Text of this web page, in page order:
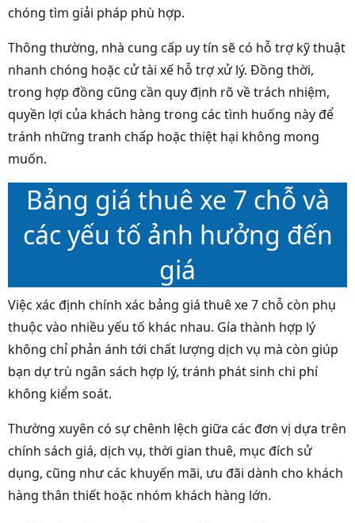
chóng tìm giải pháp phù hợp.
Thông thường, nhà cung cấp uy tín sẽ có hỗ trợ kỹ thuật
nhanh chóng hoặc cử tài xế hỗ trợ xử lý. Đồng thời,
trong hợp đồng cũng cần quy định rõ về trách nhiệm,
quyền lợi của khách hàng trong các tình huống này để
tránh những tranh chấp hoặc thiệt hại không mong
muốn.
Bảng giá thuê xe 7 chỗ và
các yếu tố ảnh hưởng đến
giá
Việc xác định chính xác bảng giá thuê xe 7 chỗ còn phụ
thuộc vào nhiều yếu tố khác nhau. Gía thành hợp lý
không chỉ phản ánh tới chất lượng dịch vụ mà còn giúp
bạn dự trù ngân sách hợp lý, tránh phát sinh chi phí
không kiểm soát.
Thường xuyên có sự chênh lệch giữa các đơn vị dựa trên
chính sách giá, dịch vụ, thời gian thuê, mục đích sử
dụng, cũng như các khuyến mãi, ưu đãi dành cho khách
hàng thân thiết hoặc nhóm khách hàng lớn.